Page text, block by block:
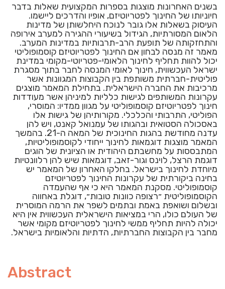
בשנים האחרונות מוצגות בספרות המקצועית שאלות בדבר
חיוניותו של החינוך לפטריוטיזם, אופיו והדרכים ליישמו.
העיסוק בשאלות אלו גובר לנוכח היחלשותן של מדינות
הלאום המסורתיות, הגידול בשיעורי ההגירה למערב אירופה
והתחזקותה של תופעת הרב-תרבותיות במדינות המערב.
מאמר זה מנסה לבחון אם החינוך לפטריוטיזם קוסמופוליטי
יכול להוות תחליף לחינוך הלאומי-פטריוטי-מקומי במדינת
ישראל העכשווית, חינוך לאומי המנסה לחבר בתוך מסגרת
פוליטית-חברתית משותפת בין הקבוצות המגוונות אשר
מרכיבות את החברה הישראלית. בתחילת המאמר מוצגים
עקרונות המשותפים לגישות כלליות למיניהן אשר מעודדות
חינוך לפטריוטיזם קוסמופוליטי על מגוון ממדיו: המוסרי,
הפוליטי, התרבותי והכלכלי. מקורותיהן של גישות אלו
באסכולה הסטואית ובהגותו של עמנואל קאנט, ויש להן
עדנה מחודשת בהגות החינוכית של המאה ה-21. בהמשך
המאמר מוצגות דוגמאות לחינוך ייחודי לקוסמופוליטיות,
המתבססות על מחשבתם היהודית או הציונית של הוגים
דוגמת הרצל, לוינס וגור-זאב, דוגמאות שיש להן רלוונטיות
מיוחדת לחינוך בישראל. בחלקו האחרון של המאמר יש
בחינה ביקורתית של עקרונות החינוך לפטריוטיזם
קוסמופוליטי. מסקנת המאמר היא כי אף שהעמדה
הקוסמופוליטית ״רצופה כוונות טובות״, דוגלת באחווה
ובשלום ושואפת באמת ובתמים לשפר את הרמה המוסרית
של העולם כולו, הרי במציאות הישראלית העכשווית אין היא
יכולה להיות תחליף ממשי לחינוך לפטריוטיזם מקומי אשר
מחבר בין הקבוצות החברתיות, הדתיות והלאומיות בישראל.
Abstract